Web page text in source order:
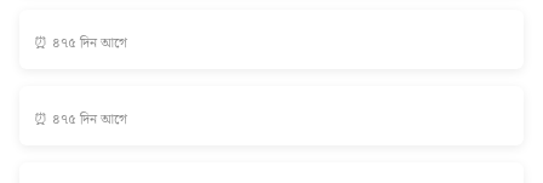
⏰ ৪৭৫ দিন আগে
⏰ ৪৭৫ দিন আগে